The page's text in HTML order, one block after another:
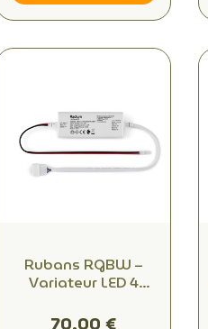
Rubans RGBW –
Variateur LED 4
Zigbee – Radium